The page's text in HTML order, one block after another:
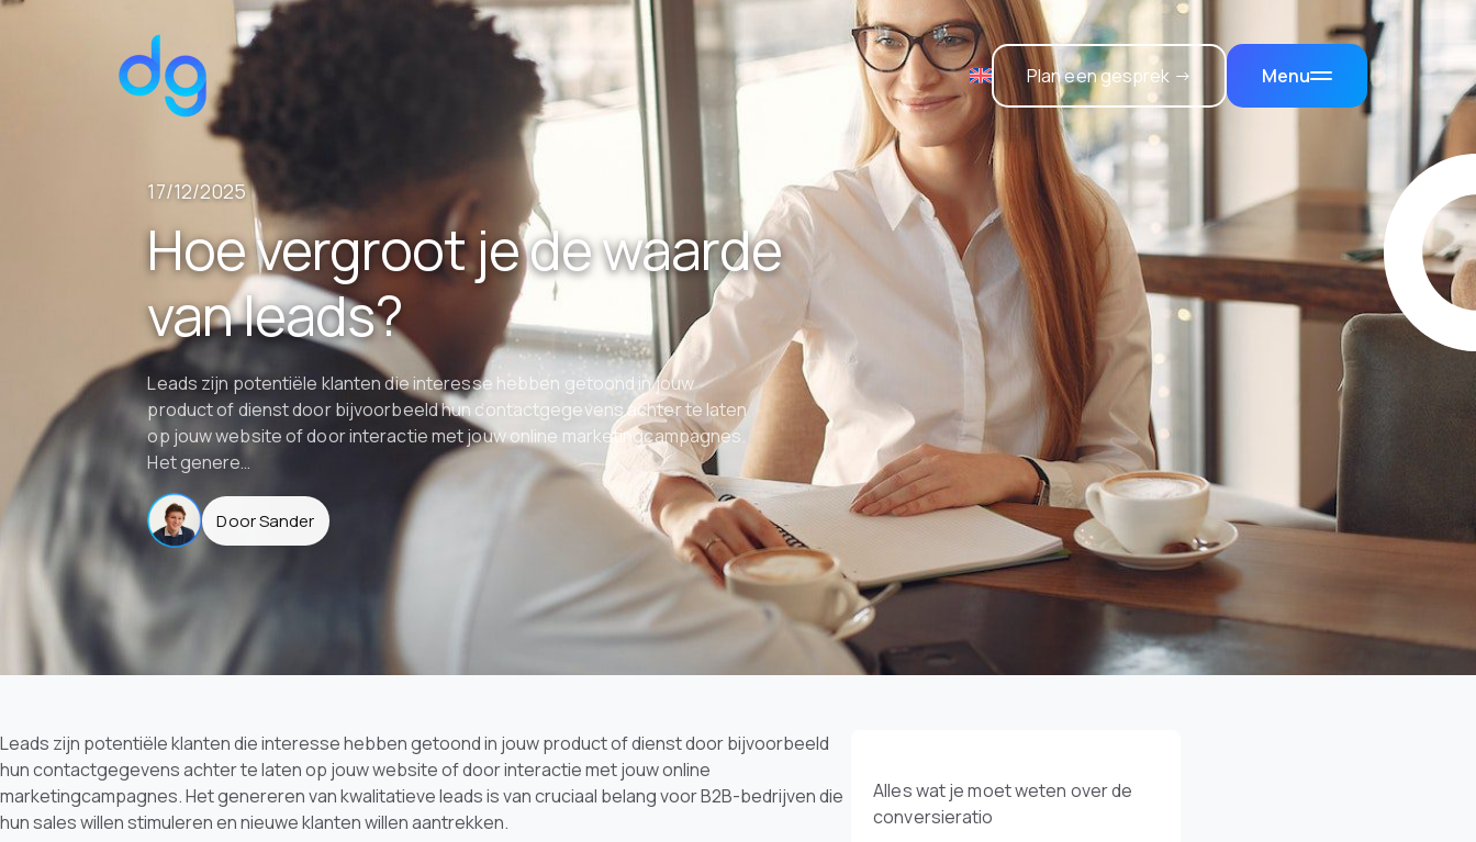
Plan een gesprek → Menu
17/12/2025
Hoe vergroot je de waarde
van leads?
Leads zijn potentiële klanten die interesse hebben getoond in jouw
product of dienst door bijvoorbeeld hun contactgegevens achter te laten
op jouw website of door interactie met jouw online marketingcampagnes.
Het genere…
Door Sander
Leads zijn potentiële klanten die interesse hebben getoond in jouw product of dienst door bijvoorbeeld
hun contactgegevens achter te laten op jouw website of door interactie met jouw online
marketingcampagnes. Het genereren van kwalitatieve leads is van cruciaal belang voor B2B-bedrijven die
hun sales willen stimuleren en nieuwe klanten willen aantrekken.
Alles wat je moet weten over de
conversieratio